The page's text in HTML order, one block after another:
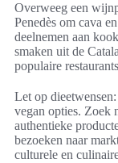
Overweeg een
Penedès om cava
deelnemen aan
smaken uit de
populaire
Let op
vegan opties. Zoek
authentieke
bezoeken naar
culturele en